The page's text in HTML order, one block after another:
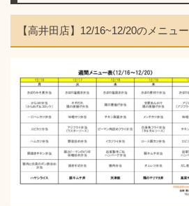
【高井田店】12/16~12/20のメニュー